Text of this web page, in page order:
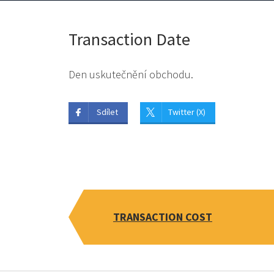
Transaction Date
Den uskutečnění obchodu.
Sdílet Twitter (X)
TRANSACTION COST